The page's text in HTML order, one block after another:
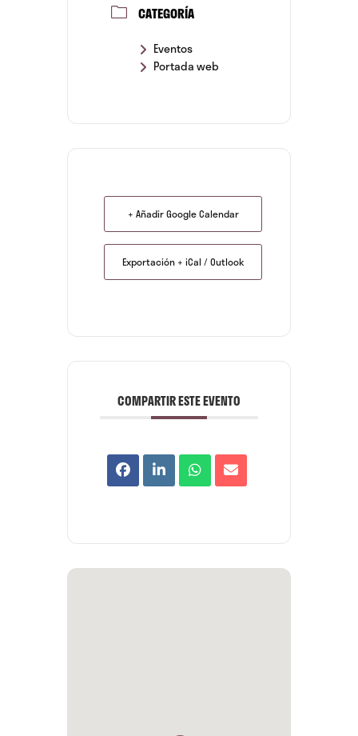
CATEGORÍA
Eventos
Portada web
+ Añadir Google Calendar
Exportación + iCal / Outlook
COMPARTIR ESTE EVENTO